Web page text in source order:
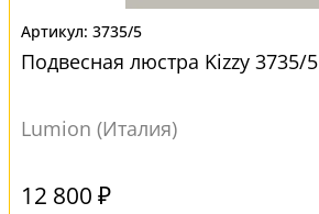
3735/5
Подвесная люстра Kizzy 3735/5
Lumion (Италия)
12 800 ₽